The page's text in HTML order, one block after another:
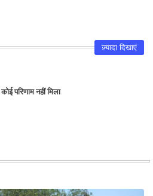
ज़्यादा दिखाएं
कोई परिणाम नहीं मिला